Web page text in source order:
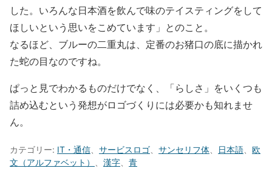
した。いろんな日本酒を飲んで味のテイスティングをして
ほしいという思いをこめています」とのこと。
なるほど、ブルーの二重丸は、定番のお猪口の底に描かれ
た蛇の目なのですね。
ぱっと見でわかるものだけでなく、「らしさ」をいくつも
詰め込むという発想がロゴづくりには必要かも知れませ
ん。
カテゴリー: IT・通信 サービスロゴ サンセリフ体 日本語
欧
文（アルファベット）
漢字 青